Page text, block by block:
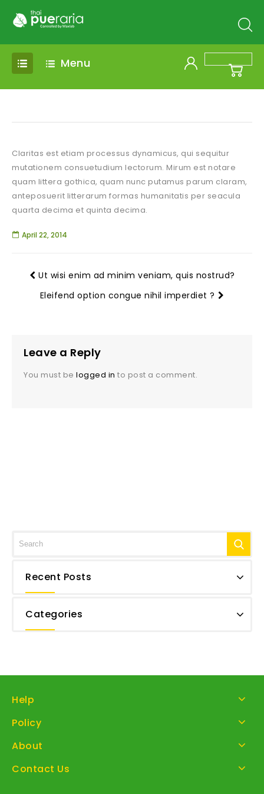
Menu
Claritas est etiam processus dynamicus, qui sequitur
mutationem consuetudium lectorum. Mirum est notare
quam littera gothica, quam nunc putamus parum claram,
anteposuerit litterarum formas humanitatis per seacula
quarta decima et quinta decima.
April 22, 2014
Ut wisi enim ad minim veniam, quis nostrud?
Eleifend option congue nihil imperdiet ?
Leave a Reply
You must be logged in to post a comment.
Recent Posts
Categories
Help
Policy
About
Contact Us